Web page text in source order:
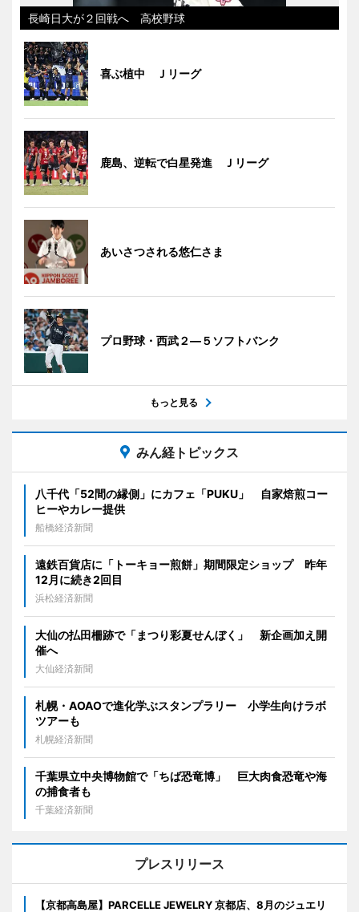
長崎日大が２回戦へ 高校野球
喜ぶ植中 Ｊリーグ
鹿島、逆転で白星発進 Ｊリーグ
あいさつされる悠仁さま
プロ野球・西武２―５ソフトバンク
もっと見る
みん経トピックス
八千代「52間の縁側」にカフェ「PUKU」 自家焙煎コー
ヒーやカレー提供
船橋経済新聞
遠鉄百貨店に「トーキョー煎餅」期間限定ショップ 昨年
12月に続き2回目
浜松経済新聞
大仙の払田柵跡で「まつり彩夏せんぼく」 新企画加え開
催へ
大仙経済新聞
札幌・AOAOで進化学ぶスタンプラリー 小学生向けラボ
ツアーも
札幌経済新聞
千葉県立中央博物館で「ちば恐竜博」 巨大肉食恐竜や海
の捕食者も
千葉経済新聞
プレスリリース
【京都高島屋】PARCELLE JEWELRY 京都店、8月のジュエリ